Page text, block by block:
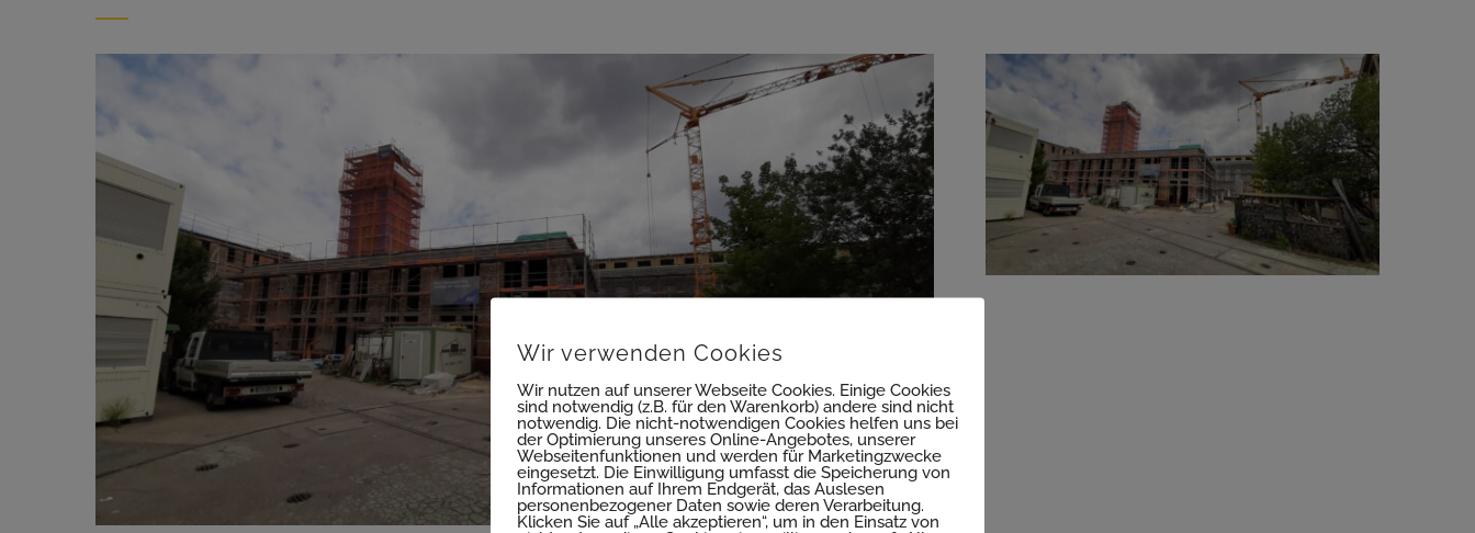
Wir verwenden Cookies
Wir nutzen auf unserer Webseite Cookies. Einige Cookies
sind notwendig (z.B. für den Warenkorb) andere sind nicht
notwendig. Die nicht-notwendigen Cookies helfen uns bei
der Optimierung unseres Online-Angebotes, unserer
Webseitenfunktionen und werden für Marketingzwecke
eingesetzt. Die Einwilligung umfasst die Speicherung von
Informationen auf Ihrem Endgerät, das Auslesen
personenbezogener Daten sowie deren Verarbeitung.
Klicken Sie auf „Alle akzeptieren“, um in den Einsatz von